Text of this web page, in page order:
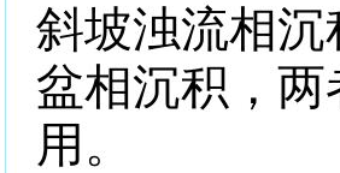
斜坡浊流相
盆相沉积，
用。